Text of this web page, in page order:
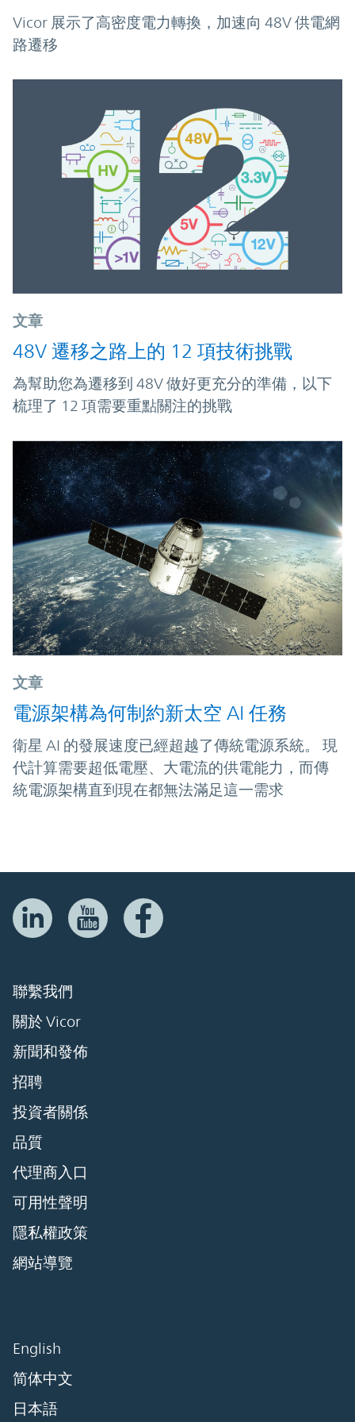
Vicor 展示了高密度電力轉換，加速向 48V 供電網
路遷移
文章
48V 遷移之路上的 12 項技術挑戰
為幫助您為遷移到 48V 做好更充分的準備，以下
梳理了 12 項需要重點關注的挑戰
文章
電源架構為何制約新太空 AI 任務
衛星 AI 的發展速度已經超越了傳統電源系統。 現
代計算需要超低電壓、大電流的供電能力，而傳
統電源架構直到現在都無法滿足這一需求
聯繫我們
關於 Vicor
新聞和發佈
招聘
投資者關係
品質
代理商入口
可用性聲明
隱私權政策
網站導覽
English
简体中文
日本語